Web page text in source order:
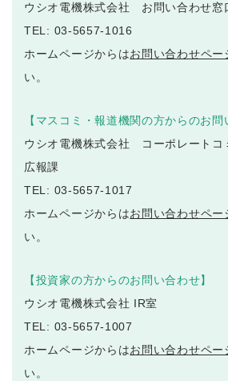
ウシオ電機株式会社 お問い合わせ窓
TEL: 03-5657-1016
ホームページからはお問い合わせペー
い。
【マスコミ・報道機関の方からのお問
ウシオ電機株式会社 コーポレートコ
広報課
TEL: 03-5657-1017
ホームページからはお問い合わせペー
い。
【投資家の方からのお問い合わせ】
ウシオ電機株式会社 IR室
TEL: 03-5657-1007
ホームページからはお問い合わせペー
い。